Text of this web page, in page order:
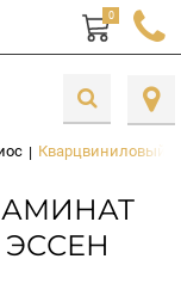
0
| Кварцвиниловый
ЭССЕН